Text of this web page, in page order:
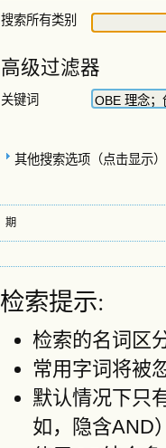
搜索所有类别
高级过滤器
关键词
其他搜索选项（点击显示）
期
检索提示:
检索的名词区
常用字词将被
默认情况下只
如，隐含AND）